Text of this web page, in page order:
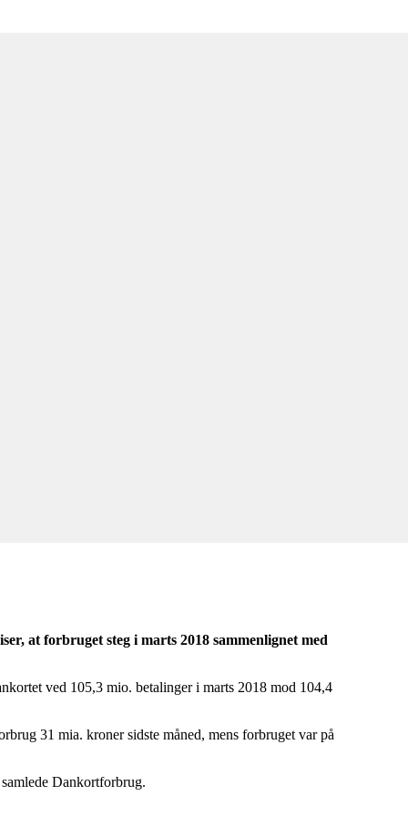
at forbruget steg i marts 2018 sammenlignet med
ved 105,3 mio. betalinger i marts 2018 mod 104,4
31 mia. kroner sidste måned, mens forbruget var på
Dankortforbrug.